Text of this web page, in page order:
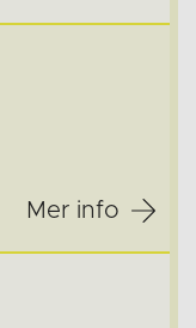
Mer info